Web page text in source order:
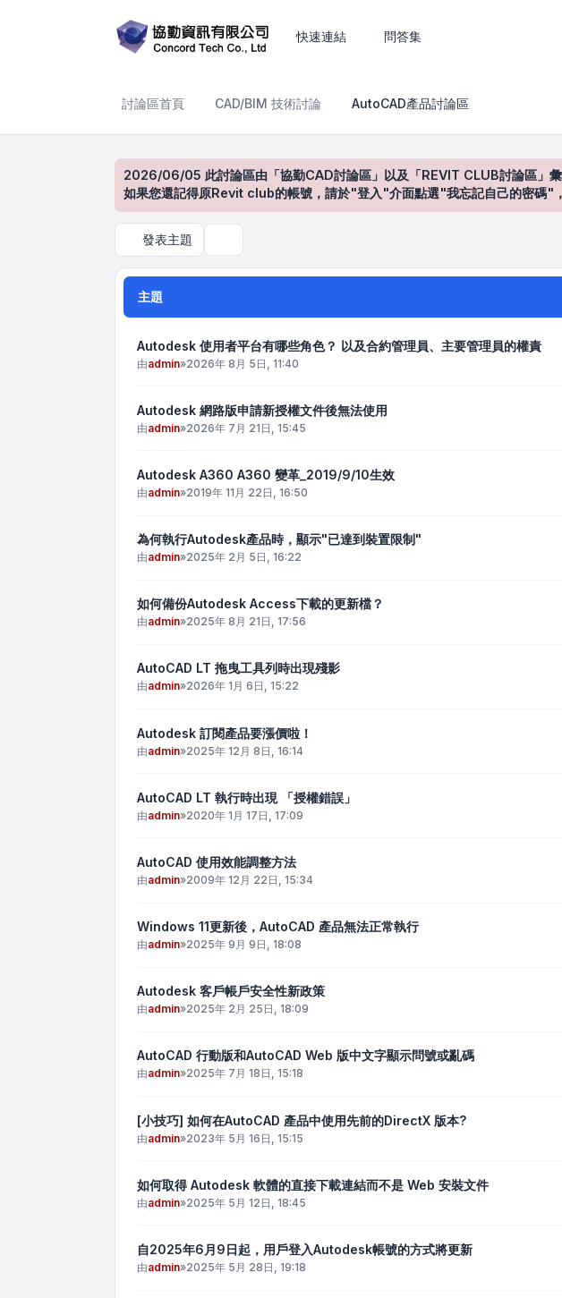
快速連結 問答集
討論區首頁 CAD/BIM 技術討論 AutoCAD產品討論區
2026/06/05 此討論區由「協勤CAD討論區」以及「REVIT CLUB討論區」
如果您還記得原Revit club的帳號，請於"登入"介面點選"我忘記自己的密碼"
發表主題
主題
Autodesk 使用者平台有哪些角色？ 以及合約管理員、主要管理員的權責
由admin»2026年 8月 5日, 11:40
Autodesk 網路版申請新授權文件後無法使用
由admin»2026年 7月 21日, 15:45
Autodesk A360 A360 變革_2019/9/10生效
由admin»2019年 11月 22日, 16:50
為何執行Autodesk產品時，顯示"已達到裝置限制"
由admin»2025年 2月 5日, 16:22
如何備份Autodesk Access下載的更新檔？
由admin»2025年 8月 21日, 17:56
AutoCAD LT 拖曳工具列時出現殘影
由admin»2026年 1月 6日, 15:22
Autodesk 訂閱產品要漲價啦！
由admin»2025年 12月 8日, 16:14
AutoCAD LT 執行時出現 「授權錯誤」
由admin»2020年 1月 17日, 17:09
AutoCAD 使用效能調整方法
由admin»2009年 12月 22日, 15:34
Windows 11更新後，AutoCAD 產品無法正常執行
由admin»2025年 9月 9日, 18:08
Autodesk 客戶帳戶安全性新政策
由admin»2025年 2月 25日, 18:09
AutoCAD 行動版和AutoCAD Web 版中文字顯示問號或亂碼
由admin»2025年 7月 18日, 15:18
[小技巧] 如何在AutoCAD 產品中使用先前的DirectX 版本?
由admin»2023年 5月 16日, 15:15
如何取得 Autodesk 軟體的直接下載連結而不是 Web 安裝文件
由admin»2025年 5月 12日, 18:45
自2025年6月9日起，用戶登入Autodesk帳號的方式將更新
由admin»2025年 5月 28日, 19:18